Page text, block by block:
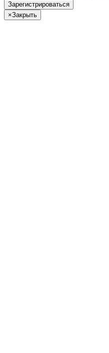
Зарегистрироваться
×Закрыть